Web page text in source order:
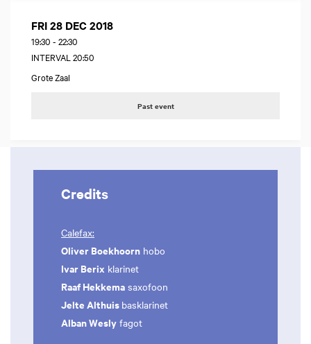
FRI 28 DEC 2018
19:30 - 22:30
INTERVAL 20:50
Grote Zaal
Past event
Credits
Calefax:
Oliver Boekhoorn hobo
Ivar Berix klarinet
Raaf Hekkema saxofoon
Jelte Althuis basklarinet
Alban Wesly fagot